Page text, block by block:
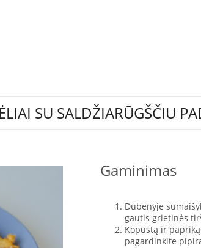
SU SALDŽIARŪGŠČIU
Gaminimas
Dubenyje
gautis grietinės
Kopūstą ir
pagardinkite